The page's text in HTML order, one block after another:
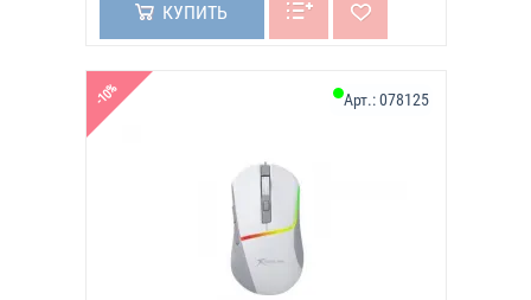
КУПИТЬ
-10% Арт.:078125